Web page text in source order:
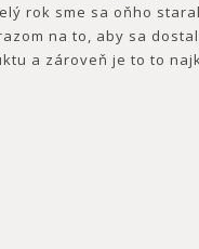
rok sme sa oňho
na to, aby sa
a zároveň je to to